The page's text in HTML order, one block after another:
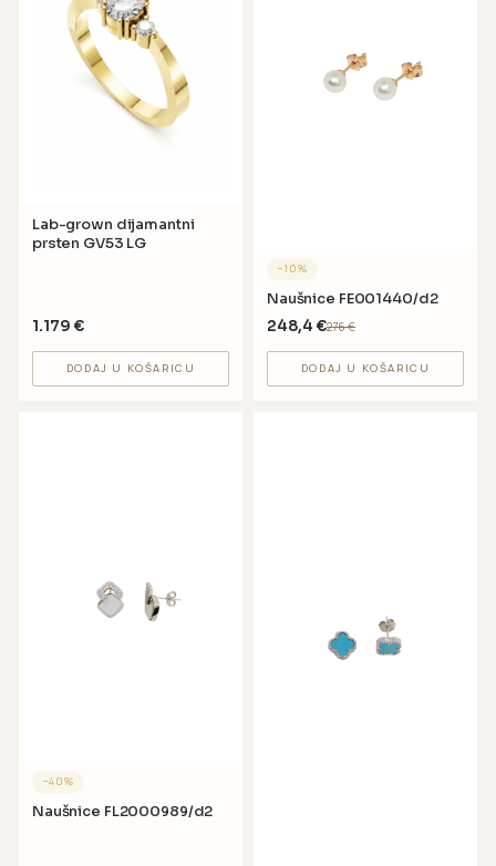
Lab-grown dijamantni
prsten GV53 LG
1.179 €
DODAJ U KOŠARICU
−10%
Naušnice FE001440/d2
248,4 €276€
DODAJ U KOŠARICU
−40%
Naušnice FL2000989/d2